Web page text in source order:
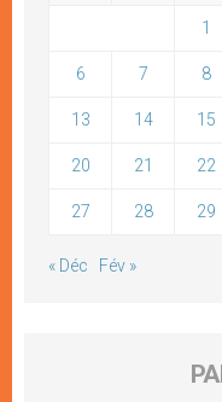
1
6 7 8
13 14 15
20 21 22
27 28 29
« Déc Fév »